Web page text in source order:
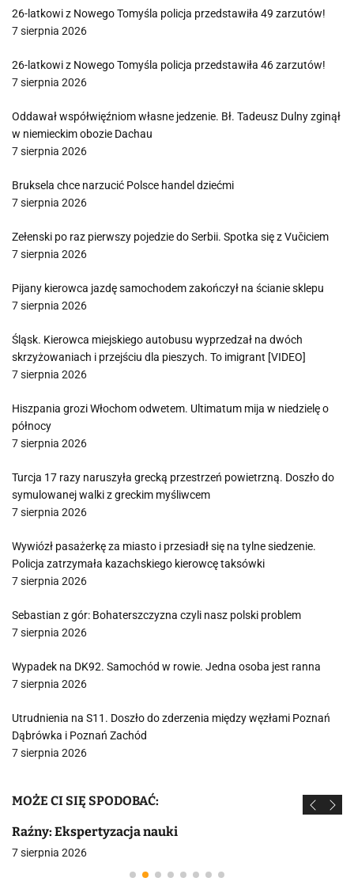
26-latkowi z Nowego Tomyśla policja przedstawiła 49 zarzutów!
7 sierpnia 2026
26-latkowi z Nowego Tomyśla policja przedstawiła 46 zarzutów!
7 sierpnia 2026
Oddawał współwięźniom własne jedzenie. Bł. Tadeusz Dulny zginął
w niemieckim obozie Dachau
7 sierpnia 2026
Bruksela chce narzucić Polsce handel dziećmi
7 sierpnia 2026
Zełenski po raz pierwszy pojedzie do Serbii. Spotka się z Vučiciem
7 sierpnia 2026
Pijany kierowca jazdę samochodem zakończył na ścianie sklepu
7 sierpnia 2026
Śląsk. Kierowca miejskiego autobusu wyprzedzał na dwóch
skrzyżowaniach i przejściu dla pieszych. To imigrant [VIDEO]
7 sierpnia 2026
Hiszpania grozi Włochom odwetem. Ultimatum mija w niedzielę o
północy
7 sierpnia 2026
Turcja 17 razy naruszyła grecką przestrzeń powietrzną. Doszło do
symulowanej walki z greckim myśliwcem
7 sierpnia 2026
Wywiózł pasażerkę za miasto i przesiadł się na tylne siedzenie.
Policja zatrzymała kazachskiego kierowcę taksówki
7 sierpnia 2026
Sebastian z gór: Bohaterszczyzna czyli nasz polski problem
7 sierpnia 2026
Wypadek na DK92. Samochód w rowie. Jedna osoba jest ranna
7 sierpnia 2026
Utrudnienia na S11. Doszło do zderzenia między węzłami Poznań
Dąbrówka i Poznań Zachód
7 sierpnia 2026
MOŻE CI SIĘ SPODOBAĆ:
Raźny: Ekspertyzacja nauki
7 sierpnia 2026